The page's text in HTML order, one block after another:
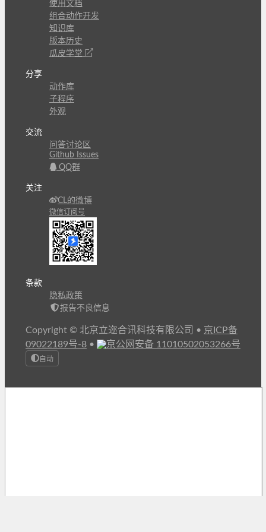
使用文档
组合动作开发
知识库
版本历史
瓜皮学堂
分享
动作库
子程序
外观
交流
问答讨论区
Github Issues
QQ群
关注
CL的微博
微信订阅号
条款
隐私政策
报告不良信息
Copyright © 北京立迩合讯科技有限公司 • 京ICP备
09022189号-8 • 京公网安备 11010502053266号
自动